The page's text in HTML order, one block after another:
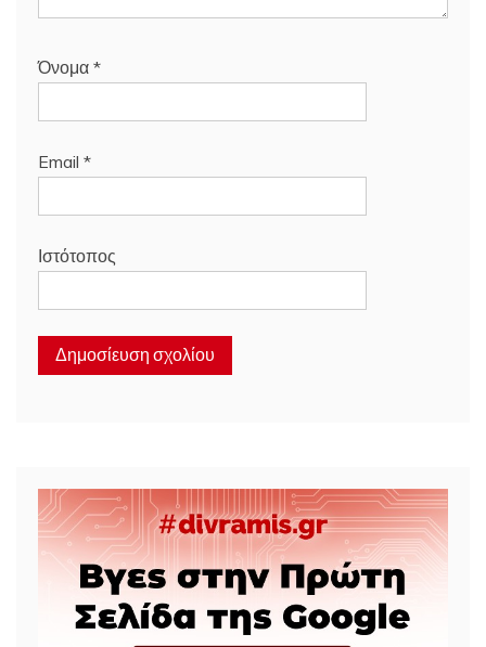
Όνομα *
Email *
Ιστότοπος